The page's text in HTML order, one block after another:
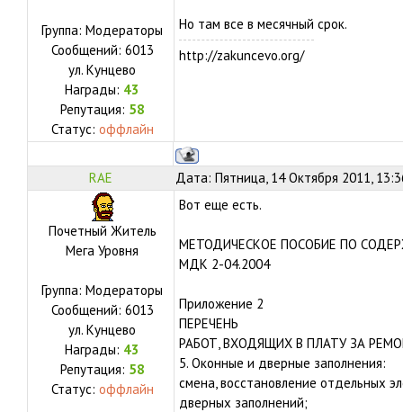
Группа: Модераторы
Сообщений: 6013
ул. Кунцево
Награды: 43
Репутация: 58
Статус: оффлайн
Но там все в месячный срок.
http://zakuncevo.org/
RAE Дата: Пятница, 14 Октября 2011,
Почетный Житель
Мега Уровня
Группа: Модераторы
Сообщений: 6013
ул. Кунцево
Награды: 43
Репутация: 58
Статус: оффлайн
Вот еще есть.
МЕТОДИЧЕСКОЕ ПОСОБИЕ ПО
МДК 2-04.2004
Приложение 2
ПЕРЕЧЕНЬ
РАБОТ, ВХОДЯЩИХ В ПЛАТУ ЗА
5. Оконные и дверные заполнения:
смена, восстановление отдельных
дверных заполнений;